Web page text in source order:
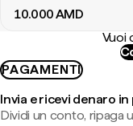
10.000AMD
Vuoi
PAGAMENTI
Invia e ricevi denaro
Dividi un conto, ripaga